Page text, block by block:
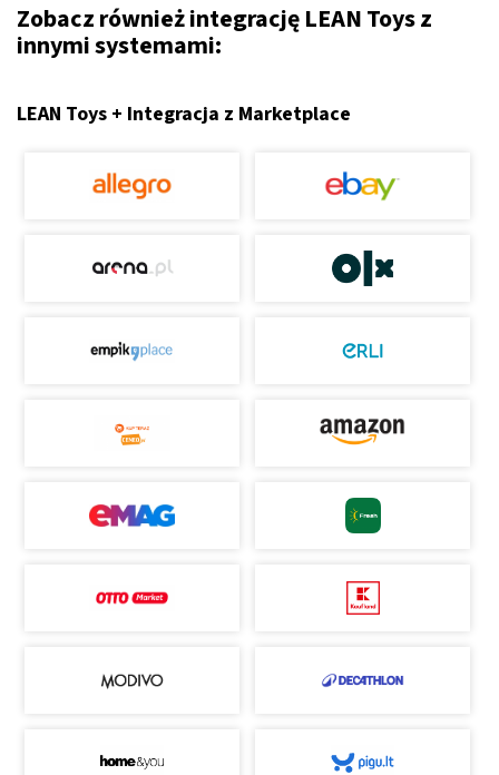
Zobacz również integrację LEAN Toys z
innymi systemami:
LEAN Toys + Integracja z Marketplace